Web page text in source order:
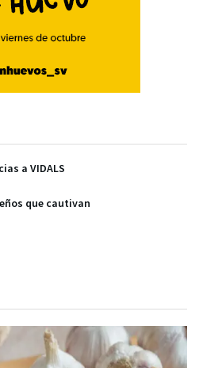
a VIDALS
que cautivan